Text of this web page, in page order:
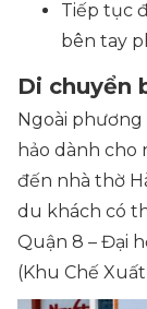
Tiếp tục
bên tay
Di chuyển
Ngoài
hảo dành
đến nhà thờ
du khách có
Quận 8 – Đại
(Khu Chế